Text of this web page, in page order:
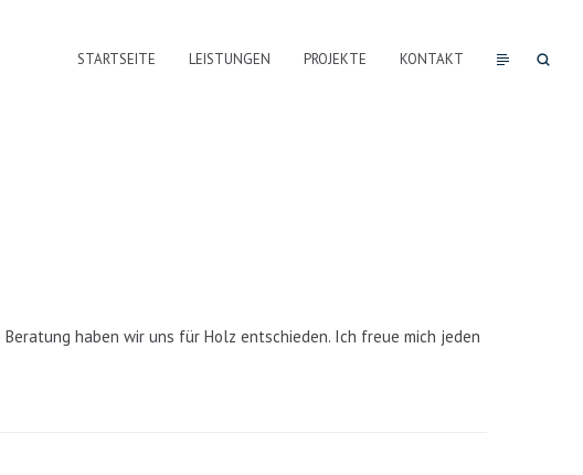
STARTSEITE LEISTUNGEN PROJEKTE KONTAKT
haben wir uns für Holz entschieden. Ich freue mich jeden